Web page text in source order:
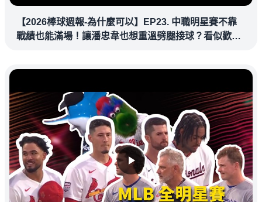
【2026棒球週報-為什麼可以】EP23. 中職明星賽不靠
戰績也能滿場！讓潘忠韋也想重溫劈腿接球？看似歡樂